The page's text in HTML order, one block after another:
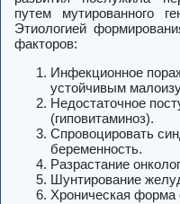
путем мутированного
Этиологией
факторов:
Инфекционное
устойчивым
Недостаточное
(гиповитаминоз).
Спровоцировать
беременность.
Разрастание
Шунтирование
Хроническая форма